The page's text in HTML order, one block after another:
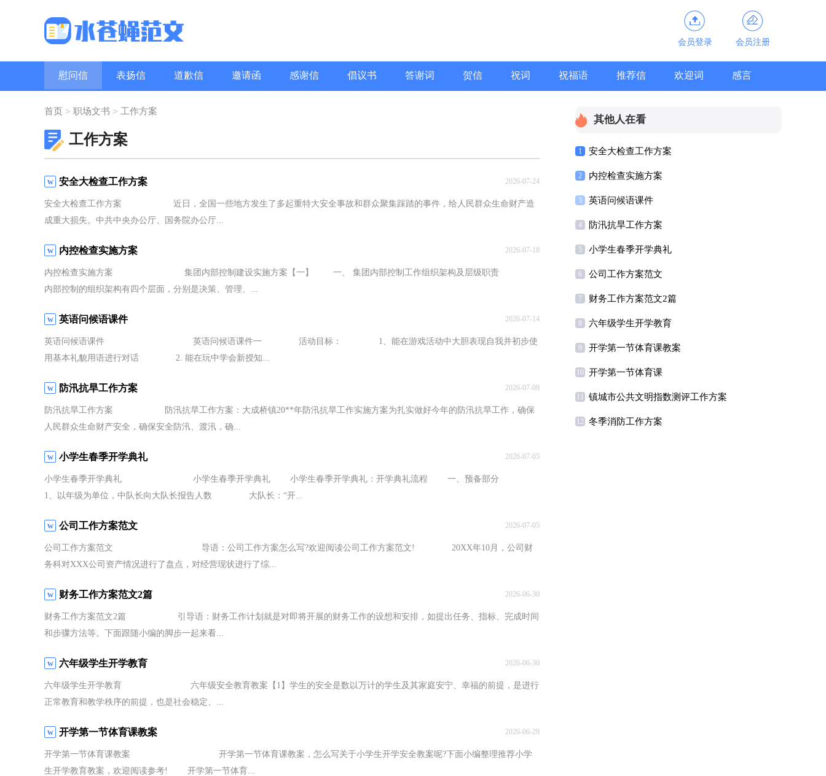
会员登录 会员注册
慰问信 表扬信 道歉信 邀请函 感谢信 倡议书 答谢词 贺信 祝词 祝福语 推荐信 欢迎词 感言
首页 > 职场文书 > 工作方案
工作方案
安全大检查工作方案
安全大检查工作方案 近日，全国一些地方发生了多起重特大安全事故和群众聚集踩踏的事件，给人民群众生命财产造
成重大损失。中共中央办公厅、国务院办公厅...
2026-07-24
内控检查实施方案
内控检查实施方案 集团内部控制建设实施方案【一】 一、 集团内部控制工作组织架构及层级职责
内部控制的组织架构有四个层面，分别是决策、管理、...
2026-07-18
英语问候语课件
英语问候语课件 英语问候语课件一 活动目标： 1、能在游戏活动中大胆表现自我并初步使
用基本礼貌用语进行对话 2. 能在玩中学会新授知...
2026-07-14
防汛抗旱工作方案
防汛抗旱工作方案 防汛抗旱工作方案：大成桥镇20**年防汛抗旱工作实施方案为扎实做好今年的防汛抗旱工作，确保
人民群众生命财产安全，确保安全防汛、渡汛，确...
2026-07-09
小学生春季开学典礼
小学生春季开学典礼 小学生春季开学典礼 小学生春季开学典礼：开学典礼流程 一、预备部分
1、以年级为单位，中队长向大队长报告人数 大队长：“开...
2026-07-05
公司工作方案范文
公司工作方案范文 导语：公司工作方案怎么写?欢迎阅读公司工作方案范文! 20XX年10月，公司财
务科对XXX公司资产情况进行了盘点，对经营现状进行了综...
2026-07-05
财务工作方案范文2篇
财务工作方案范文2篇 引导语：财务工作计划就是对即将开展的财务工作的设想和安排，如提出任务、指标、完成时间
和步骤方法等。下面跟随小编的脚步一起来看...
2026-06-30
六年级学生开学教育
六年级学生开学教育 六年级安全教育教案【1】学生的安全是数以万计的学生及其家庭安宁、幸福的前提，是进行
正常教育和教学秩序的前提，也是社会稳定、...
2026-06-30
开学第一节体育课教案
开学第一节体育课教案 开学第一节体育课教案，怎么写关于小学生开学安全教案呢?下面小编整理推荐小学
生开学教育教案，欢迎阅读参考! 开学第一节体育...
2026-06-29
其他人在看
1 安全大检查工作方案
2 内控检查实施方案
3 英语问候语课件
4 防汛抗旱工作方案
5 小学生春季开学典礼
6 公司工作方案范文
7 财务工作方案范文2篇
8 六年级学生开学教育
9 开学第一节体育课教案
10 开学第一节体育课
11 镇城市公共文明指数测评工作方案
12 冬季消防工作方案